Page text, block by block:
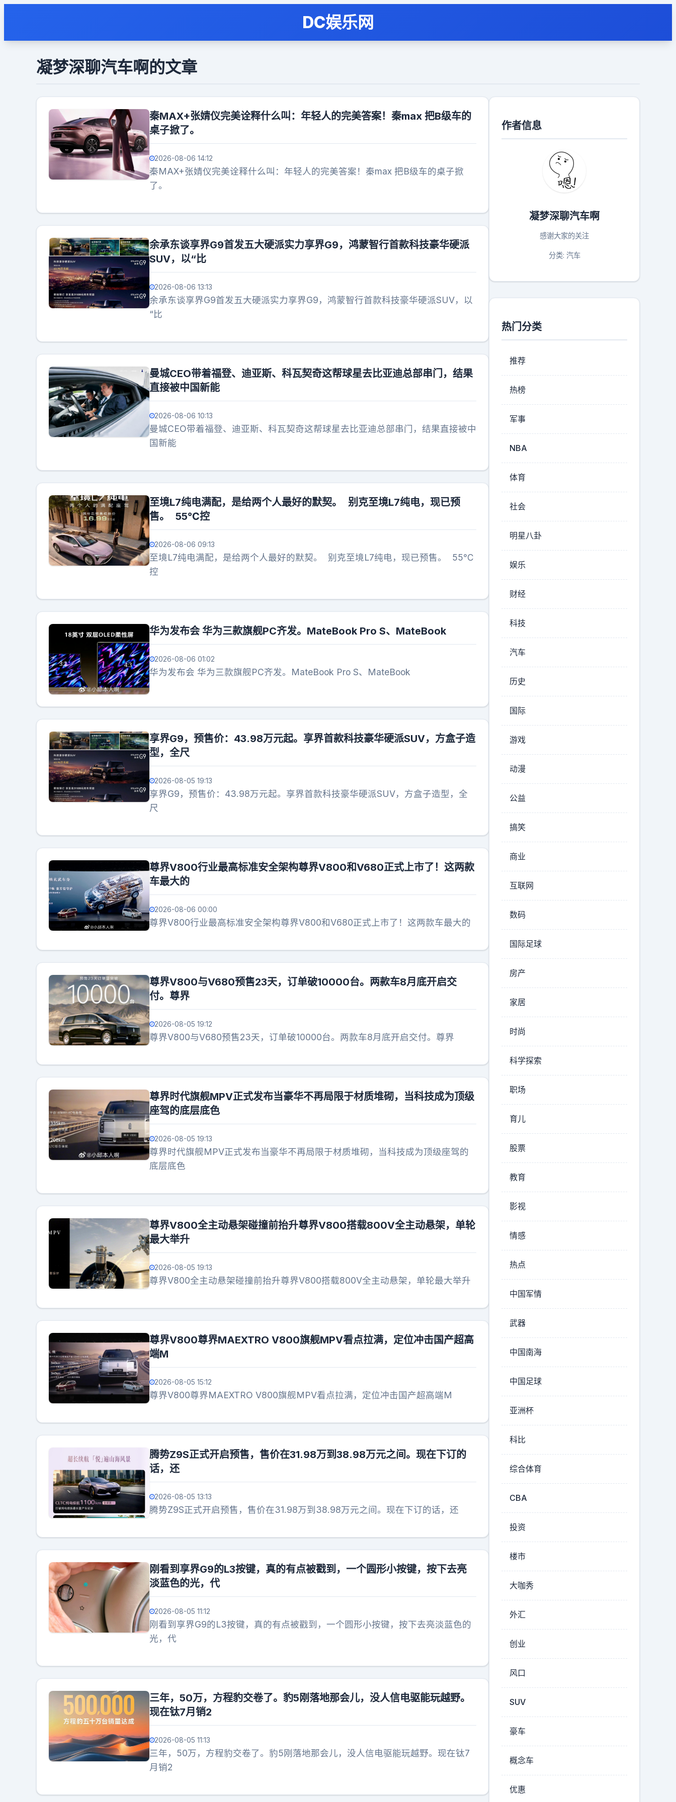
DC娱乐网
凝梦深聊汽车啊的文章
秦MAX+张婧仪完美诠释什么叫：年轻人的完美答案！秦max 把B级车的
桌子掀了。
2026-08-06 14:12
秦MAX+张婧仪完美诠释什么叫：年轻人的完美答案！秦max 把B级车的桌子掀
了。
余承东谈享界G9首发五大硬派实力享界G9，鸿蒙智行首款科技豪华硬派
SUV，以“比
2026-08-06 13:13
余承东谈享界G9首发五大硬派实力享界G9，鸿蒙智行首款科技豪华硬派SUV，以
“比
曼城CEO带着福登、迪亚斯、科瓦契奇这帮球星去比亚迪总部串门，结果
直接被中国新能
2026-08-06 10:13
曼城CEO带着福登、迪亚斯、科瓦契奇这帮球星去比亚迪总部串门，结果直接被中
国新能
至境L7纯电满配，是给两个人最好的默契。 别克至境L7纯电，现已预
售。 55℃控
2026-08-06 09:13
至境L7纯电满配，是给两个人最好的默契。 别克至境L7纯电，现已预售。 55℃
控
华为发布会 华为三款旗舰PC齐发。MateBook Pro S、MateBook
2026-08-06 01:02
华为发布会 华为三款旗舰PC齐发。MateBook Pro S、MateBook
享界G9，预售价：43.98万元起。享界首款科技豪华硬派SUV，方盒子造
型，全尺
2026-08-05 19:13
享界G9，预售价：43.98万元起。享界首款科技豪华硬派SUV，方盒子造型，全
尺
尊界V800行业最高标准安全架构尊界V800和V680正式上市了！这两款
车最大的
2026-08-06 00:00
尊界V800行业最高标准安全架构尊界V800和V680正式上市了！这两款车最大的
尊界V800与V680预售23天，订单破10000台。两款车8月底开启交
付。尊界
2026-08-05 19:12
尊界V800与V680预售23天，订单破10000台。两款车8月底开启交付。尊界
尊界时代旗舰MPV正式发布当豪华不再局限于材质堆砌，当科技成为顶级
座驾的底层底色
2026-08-05 19:13
尊界时代旗舰MPV正式发布当豪华不再局限于材质堆砌，当科技成为顶级座驾的
底层底色
尊界V800全主动悬架碰撞前抬升尊界V800搭载800V全主动悬架，单轮
最大举升
2026-08-05 19:13
尊界V800全主动悬架碰撞前抬升尊界V800搭载800V全主动悬架，单轮最大举升
尊界V800尊界MAEXTRO V800旗舰MPV看点拉满，定位冲击国产超高
端M
2026-08-05 15:12
尊界V800尊界MAEXTRO V800旗舰MPV看点拉满，定位冲击国产超高端M
腾势Z9S正式开启预售，售价在31.98万到38.98万元之间。现在下订的
话，还
2026-08-05 13:13
腾势Z9S正式开启预售，售价在31.98万到38.98万元之间。现在下订的话，还
刚看到享界G9的L3按键，真的有点被戳到，一个圆形小按键，按下去亮
淡蓝色的光，代
2026-08-05 11:12
刚看到享界G9的L3按键，真的有点被戳到，一个圆形小按键，按下去亮淡蓝色的
光，代
三年，50万，方程豹交卷了。豹5刚落地那会儿，没人信电驱能玩越野。
现在钛7月销2
2026-08-05 11:13
三年，50万，方程豹交卷了。豹5刚落地那会儿，没人信电驱能玩越野。现在钛7
月销2
作者信息
凝梦深聊汽车啊
感谢大家的关注
分类: 汽车
热门分类
推荐
热榜
军事
NBA
体育
社会
明星八卦
娱乐
财经
科技
汽车
历史
国际
游戏
动漫
公益
搞笑
商业
互联网
数码
国际足球
房产
家居
时尚
科学探索
职场
育儿
股票
教育
影视
情感
热点
中国军情
武器
中国南海
中国足球
亚洲杯
科比
综合体育
CBA
投资
楼市
大咖秀
外汇
创业
风口
SUV
豪车
概念车
优惠